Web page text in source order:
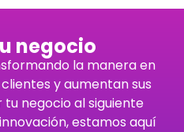
negocio
la manera en
clientes y aumentan sus
tu negocio al siguiente
estamos aquí